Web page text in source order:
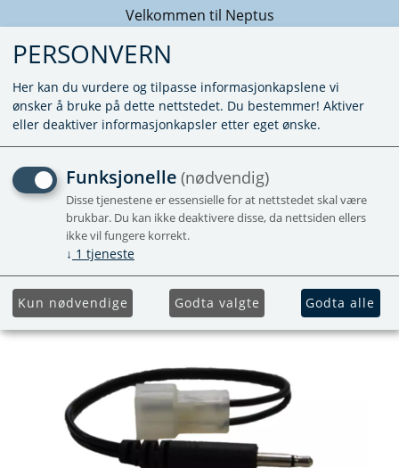
Velkommen til Neptus
JACK PLUGG (MINI JACK)
PERSONVERN
Her kan du vurdere og tilpasse informasjonkapslene vi
ønsker å bruke på dette nettstedet. Du bestemmer! Aktiver
eller deaktiver informasjonkapsler etter eget ønske.
Funksjonelle (nødvendig)
Disse tjenestene er essensielle for at nettstedet skal være
brukbar. Du kan ikke deaktivere disse, da nettsiden ellers
ikke vil fungere korrekt.
↓ 1 tjeneste
Kun nødvendige Godta valgte Godta alle